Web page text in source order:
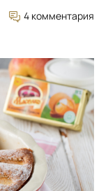
4 комментария